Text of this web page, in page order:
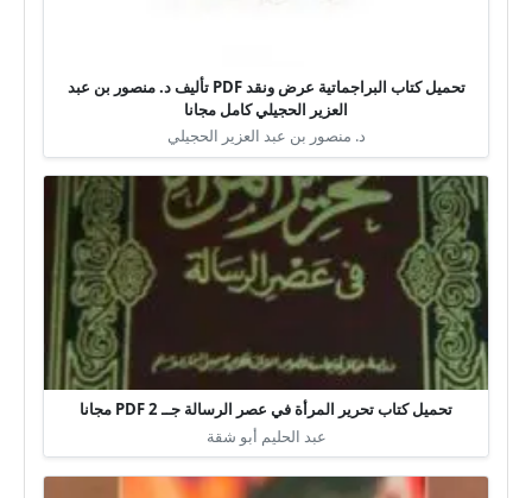
تحميل كتاب البراجماتية عرض ونقد PDF تأليف د. منصور بن عبد
العزير الحجيلي كامل مجانا
د. منصور بن عبد العزير الحجيلي
تحميل كتاب تحرير المرأة في عصر الرسالة جــ 2 PDF مجانا
عبد الحليم أبو شقة